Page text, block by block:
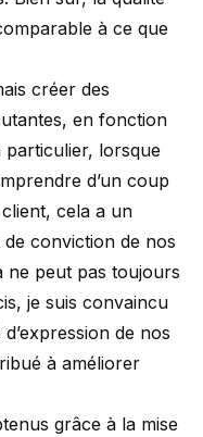
à ce que
créer des
en fonction
particulier, lorsque
d’un coup
cela a un
conviction de nos
ne peut pas toujours
je suis convaincu
de nos
à améliorer
grâce à la mise